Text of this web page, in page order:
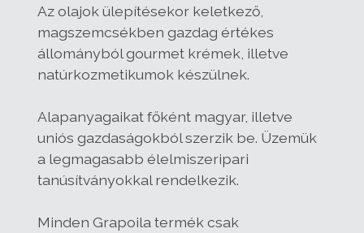
Az olajok ülepítésekor keletkező,
magszemcsékben gazdag értékes
állományból gourmet krémek, illetve
natúrkozmetikumok készülnek.
Alapanyagaikat főként magyar, illetve
uniós gazdaságokból szerzik be. Üzemük
a legmagasabb élelmiszeripari
tanúsítványokkal rendelkezik.
Minden Grapoila termék csak